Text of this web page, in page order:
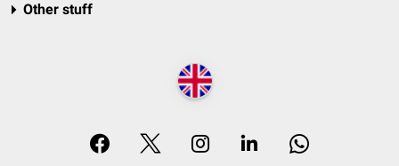
Other stuff